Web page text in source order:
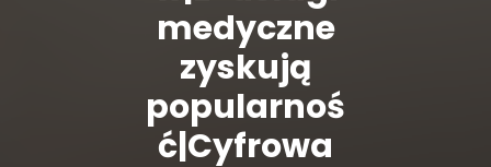
medyczne
zyskują
popularnoś
ć|Cyfrowa